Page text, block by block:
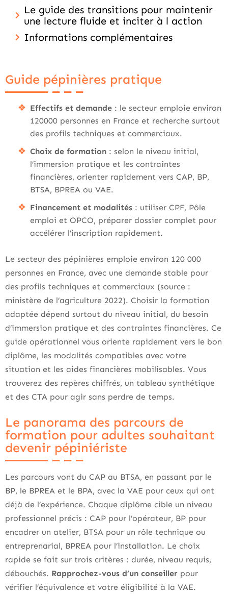
Le guide des transitions pour maintenir
une lecture fluide et inciter à l action
Informations complémentaires
Guide pépinières pratique
Effectifs et demande : le secteur emploie environ
120000 personnes en France et recherche surtout
des profils techniques et commerciaux.
Choix de formation : selon le niveau initial,
l’immersion pratique et les contraintes
financières, orienter rapidement vers CAP, BP,
BTSA, BPREA ou VAE.
Financement et modalités : utiliser CPF, Pôle
emploi et OPCO, préparer dossier complet pour
accélérer l’inscription rapidement.
Le secteur des pépinières emploie environ 120 000
personnes en France, avec une demande stable pour
des profils techniques et commerciaux (source :
ministère de l’agriculture 2022). Choisir la formation
adaptée dépend surtout du niveau initial, du besoin
d’immersion pratique et des contraintes financières. Ce
guide opérationnel vous oriente rapidement vers le bon
diplôme, les modalités compatibles avec votre
situation et les aides financières mobilisables. Vous
trouverez des repères chiffrés, un tableau synthétique
et des CTA pour agir sans perdre de temps.
Le panorama des parcours de
formation pour adultes souhaitant
devenir pépiniériste
Les parcours vont du CAP au BTSA, en passant par le
BP, le BPREA et le BPA, avec la VAE pour ceux qui ont
déjà de l’expérience. Chaque diplôme cible un niveau
professionnel précis : CAP pour l’opérateur, BP pour
encadrer un atelier, BTSA pour un rôle technique ou
entreprenarial, BPREA pour l’installation. Le choix
rapide se fait sur trois critères : durée, niveau requis,
débouchés. Rapprochez-vous d’un conseiller pour
vérifier l’équivalence et votre éligibilité à la VAE.